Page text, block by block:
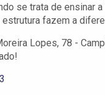
se trata de ensinar a
fazem a
Lopes, 78 -